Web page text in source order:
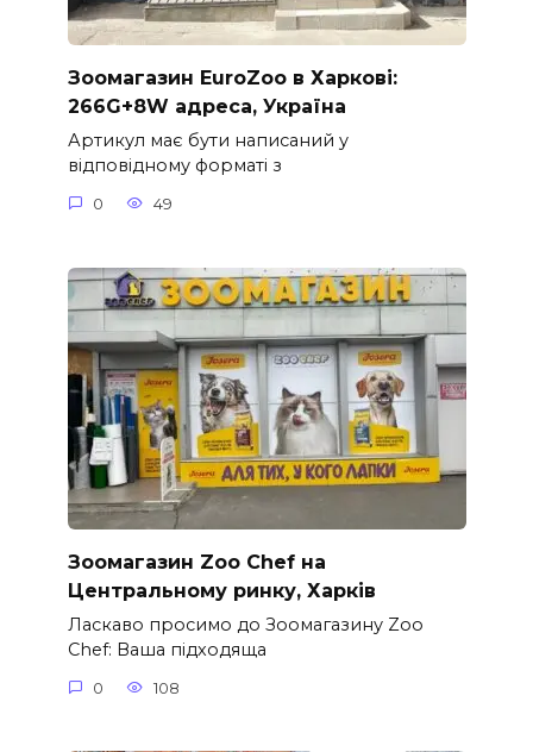
Зоомагазин EuroZoo в Харкові:
266G+8W адреса, Україна
Артикул має бути написаний у
відповідному форматі з
0 49
Зоомагазин Zoo Chef на
Центральному ринку, Харків
Ласкаво просимо до Зоомагазину Zoo
Chef: Ваша підходяща
0 108